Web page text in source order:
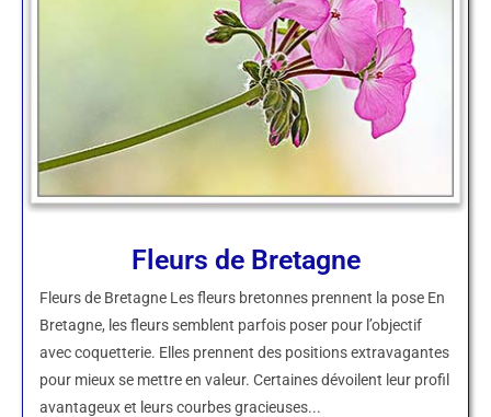
Fleurs de Bretagne
Fleurs de Bretagne Les fleurs bretonnes prennent la pose En
Bretagne, les fleurs semblent parfois poser pour l’objectif
avec coquetterie. Elles prennent des positions extravagantes
pour mieux se mettre en valeur. Certaines dévoilent leur profil
avantageux et leurs courbes gracieuses...